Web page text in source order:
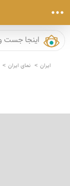
ایران نمای ایران